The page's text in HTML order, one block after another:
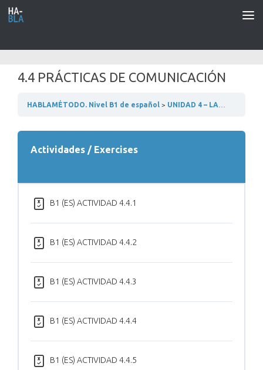
Saltar al contenido
4.4 PRÁCTICAS DE COMUNICACIÓN
HABLAMÉTODO. Nivel B1 de español UNIDAD 4 – LAS RELACIONES HUMANAS
Actividades / Exercises
B1 (ES) ACTIVIDAD 4.4.1
B1 (ES) ACTIVIDAD 4.4.2
B1 (ES) ACTIVIDAD 4.4.3
B1 (ES) ACTIVIDAD 4.4.4
B1 (ES) ACTIVIDAD 4.4.5